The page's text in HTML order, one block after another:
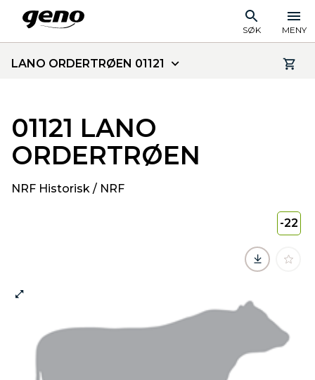
SØK MENY
LANO ORDERTRØEN 01121
01121 LANO
ORDERTRØEN
NRF Historisk / NRF
-22